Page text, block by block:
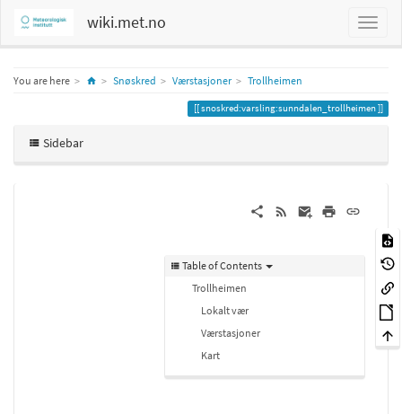
wiki.met.no
You are here HomeSnøskred Værstasjoner Trollheimen
snoskred:varsling:sunndalen_trollheimen
Sidebar
Table of Contents
Trollheimen
Lokalt vær
Værstasjoner
Kart